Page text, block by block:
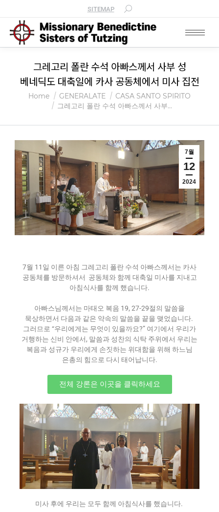
SITEMAP
그레고리 폴란 수석 아빠스께서 사부 성
베네딕도 대축일에 카사 공동체에서 미사 집전
You are here:
Home GENERALATE CASA SANTO SPIRITO
그레고리 폴란 수석 아빠스께서 사부…
7월
12
2024
7월 11일 이른 아침 그레고리 폴란 수석 아빠스께서는 카사
공동체를 방문하셔서 공동체와 함께 대축일 미사를 지내고
아침식사를 함께 했습니다.
아빠스님께서는 마태오 복음 19, 27-29절의 말씀을
묵상하면서 다음과 같은 약속의 말씀을 끝을 맺었습니다.
그러므로 “우리에게는 무엇이 있을까요?” 여기에서 우리가
거행하는 신비 안에서, 말씀과 성찬의 식탁 주위에서 우리는
복음과 성규가 우리에게 손짓하는 위대함을 위해 하느님
은총의 힘으로 다시 태어납니다.
전체 강론은 이곳을 클릭하세요
미사 후에 우리는 모두 함께 아침식사를 했습니다.